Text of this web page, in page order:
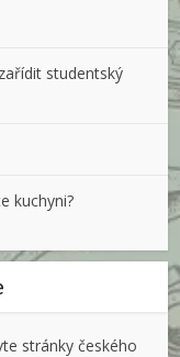
studentský
kuchyni?
stránky českého